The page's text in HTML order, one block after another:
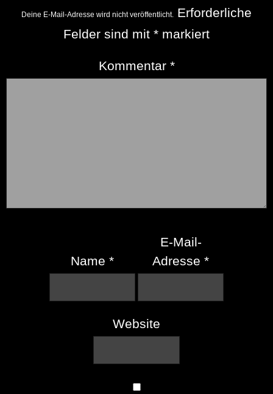
Deine E-Mail-Adresse wird nicht veröffentlicht. Erforderliche
Felder sind mit * markiert
Kommentar *
Name *
E-Mail-
Adresse*
Website